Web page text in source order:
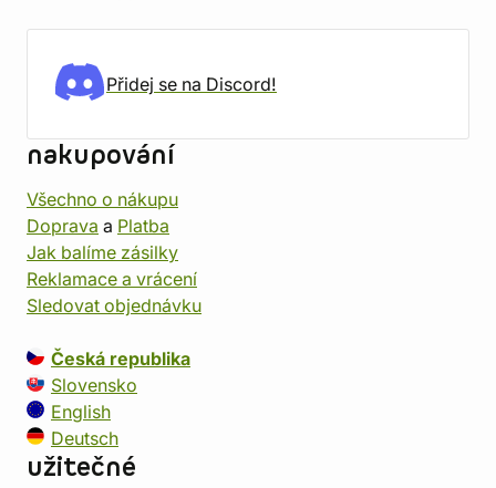
Přidej se na Discord!
nakupování
Všechno o nákupu
Doprava a Platba
Jak balíme zásilky
Reklamace a vrácení
Sledovat objednávku
Česká republika
Slovensko
English
Deutsch
užitečné